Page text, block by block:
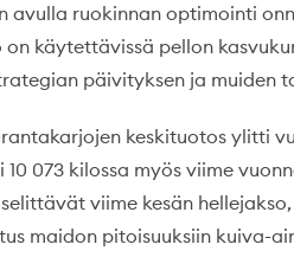
avulla ruokinnan optimointi
käytettävissä pellon
päivityksen ja muiden
keskituotos ylitti
073 kilossa myös viime
viime kesän
maidon pitoisuuksiin kuiva-